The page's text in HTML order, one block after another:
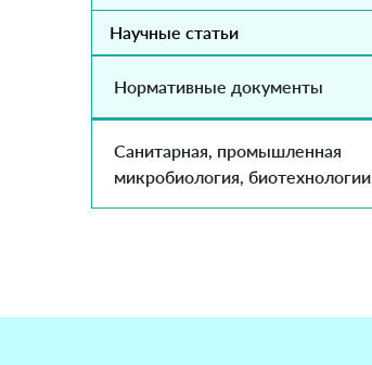
Научные статьи
Нормативные документы
Санитарная, промышленная
микробиология, биотехнологии